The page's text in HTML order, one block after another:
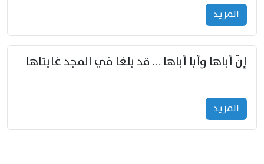
المزید
إنّ أباها وأبا أباها … قد بلغا في المجد غايتاها
المزید